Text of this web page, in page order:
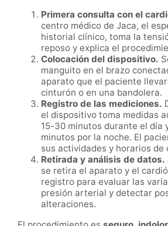
Primera consulta con el
centro médico de Jaca, el
historial clínico, toma la
reposo y explica el
Colocación del dispositivo.
manguito en el brazo
aparato que el paciente
cinturón o en una bandolera.
Registro de las mediciones.
el dispositivo toma medidas
15-30 minutos durante el día
minutos por la noche. El
sus actividades y horarios de
Retirada y análisis de datos.
se retira el aparato y el
registro para evaluar las
presión arterial y detectar
alteraciones.